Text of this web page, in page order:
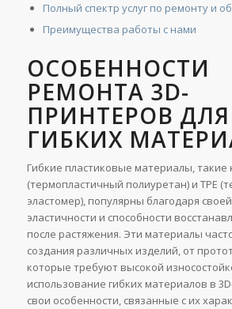
Полный спектр услуг по ремонту и
Преимущества работы с нами
ОСОБЕННОСТИ
РЕМОНТА 3D-
ПРИНТЕРОВ ДЛЯ
ГИБКИХ
Гибкие пластиковые материалы, такие
(термопластичный полиуретан) и TPE
эластомер), популярны благодаря
эластичности и способности
после растяжения. Эти материалы
создания различных изделий, от
которые требуют высокой
использование гибких материалов в
свои особенности, связанные с их